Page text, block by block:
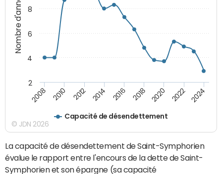
Nombre d'années
Capacité de désendettement
2008 2010 2012 2014 2016 2018 2020 2022 2024
2
4
6
8
© JDN 2026
La capacité de désendettement de Saint-Symphorien
évalue le rapport entre l'encours de la dette de Saint-
Symphorien et son épargne (sa capacité